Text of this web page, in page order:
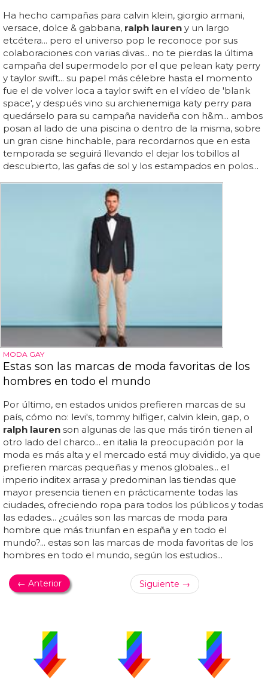
Ha hecho campañas para calvin klein, giorgio armani,
versace, dolce & gabbana, ralph lauren y un largo
etcétera... pero el universo pop le reconoce por sus
colaboraciones con varias divas... no te pierdas la última
campaña del supermodelo por el que pelean katy perry
y taylor swift... su papel más célebre hasta el momento
fue el de volver loca a taylor swift en el vídeo de 'blank
space', y después vino su archienemiga katy perry para
quedárselo para su campaña navideña con h&m... ambos
posan al lado de una piscina o dentro de la misma, sobre
un gran cisne hinchable, para recordarnos que en esta
temporada se seguirá llevando el dejar los tobillos al
descubierto, las gafas de sol y los estampados en polos...
MODA GAY
Estas son las marcas de moda favoritas de los
hombres en todo el mundo
Por último, en estados unidos prefieren marcas de su
país, cómo no: levi's, tommy hilfiger, calvin klein, gap, o
ralph lauren son algunas de las que más tirón tienen al
otro lado del charco... en italia la preocupación por la
moda es más alta y el mercado está muy dividido, ya que
prefieren marcas pequeñas y menos globales... el
imperio inditex arrasa y predominan las tiendas que
mayor presencia tienen en prácticamente todas las
ciudades, ofreciendo ropa para todos los públicos y todas
las edades... ¿cuáles son las marcas de moda para
hombre que más triunfan en españa y en todo el
mundo?... estas son las marcas de moda favoritas de los
hombres en todo el mundo, según los estudios...
← Anterior Siguiente →